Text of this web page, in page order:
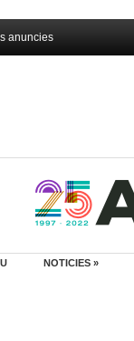
anuncies
NOTICIES »